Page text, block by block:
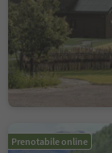
Prenotabile online